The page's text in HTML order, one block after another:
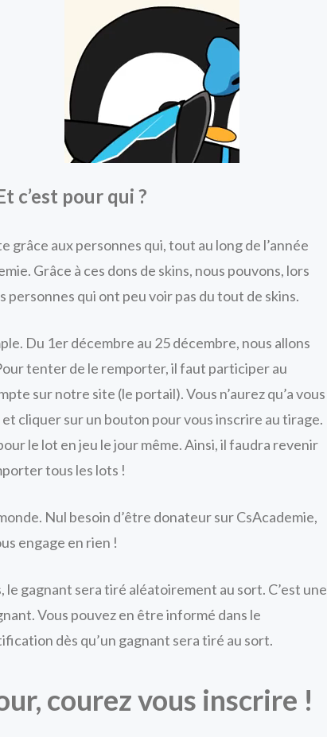
c’est pour qui ?
grâce aux personnes qui, tout au long de l’année
Grâce à ces dons de skins, nous pouvons, lors
personnes qui ont peu voir pas du tout de skins.
Du 1er décembre au 25 décembre, nous allons
tenter de le remporter, il faut participer au
sur notre site (le portail). Vous n’aurez qu’a vous
cliquer sur un bouton pour vous inscrire au tirage.
le lot en jeu le jour même. Ainsi, il faudra revenir
tous les lots !
Nul besoin d’être donateur sur CsAcademie,
engage en rien !
le gagnant sera tiré aléatoirement au sort. C’est une
Vous pouvez en être informé dans le
dès qu’un gagnant sera tiré au sort.
courez vous inscrire !